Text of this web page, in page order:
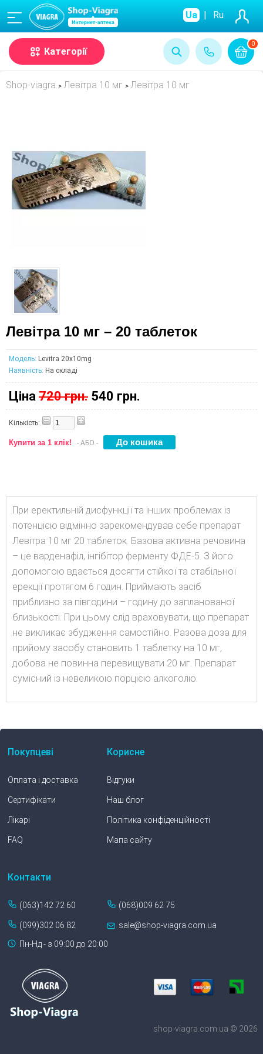
0
(068) Ua | Ru
Категорії
Shop-viagra > Левітра 10 мг > Левітра 10 мг
Левітра 10 мг – 20 таблеток
Модель: Levitra 20x10mg
Наявність: На складі
Ціна 720 грн. 540 грн.
Кількість:
Купити за 1 клік! - АБО -
При еректильній дисфункції та інших проблемах із
потенцією відмінно зарекомендував себе препарат
Левітра 10 мг 20 таблеток. Базова активна речовина
– це варденафіл, інгібітор ферменту ФДЕ-5. З його
допомогою вдається досягти стійкої та стабільної
ерекції протягом 6 годин. Приймають засіб
приблизно за півгодини – годину до запланованої
близькості. При цьому слід враховувати, що препарат
не викликає збудження самостійно. Разова доза для
прийому засобу становить 1 таблетку на 10 мг,
добова не повинна перевищувати 20 мг. Препарат
сумісний із невеликою порцією алкоголю.
Покупцеві
Оплата і доставка
Сертифікати
Лікарі
FAQ
Корисне
Відгуки
Наш блог
Політика конфіденційності
Мапа сайту
Контакти
(063)142 72 60 (068)009 62 75
(099)302 06 82
sale@shop-viagra.com.ua
Пн-Нд - з 09:00 до 20:00
shop-viagra.com.ua © 2026